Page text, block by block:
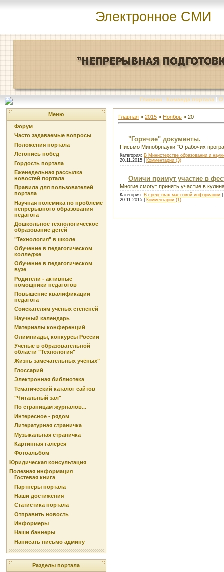
Электронное СМИ
Главная | Команда портала | О
Меню
Форум
Часто задаваемые вопросы
Положения портала
Летопись побед
Гордость портала
Еженедельная рассылка
новостей портала
Правила для пользователей
портала
Научная полемика по проблеме
непрерывного образования
педагога
Дошкольное технологическое
образование детей
"Технология" в школе
Обучение в педагогическом
колледже
Обучение в педагогическом
вузе
Родители - активные
помощники педагогов
Повышение квалификации
педагога
Соискателям учёных степеней
Научный календарь
Материалы конференций
Олимпиады, конкурсы России
Ученые в образовательной
области "Технология"
Жизнь замечательных учёных"
Глоссарий
Электронная библиотека
Тематический каталог сайтов
"Читальный зал"
По страницам журналов...
Интересное - рядом
Литературная страничка
Музыкальная страничка
Картинная галерея
Фотоальбом
Юридическая консультация
Полезная информация
Гостевая книга
Партнёры портала
Наши достижения
Статистика портала
Отправить новость
Информеры
Наши баннеры
Написать письмо админу
Разделы портала
Главная » 2015 » Ноябрь » 20
"Горячие" документы.
Письмо Минобрнауки "О рабочих
Категория: В Министерстве образовании и
20.11.2015
Комментарии (3)
Омичи примут участие в
Многие смогут принять участие в
Категория: В средствах массовой информации
20.11.2015
Комментарии (1)